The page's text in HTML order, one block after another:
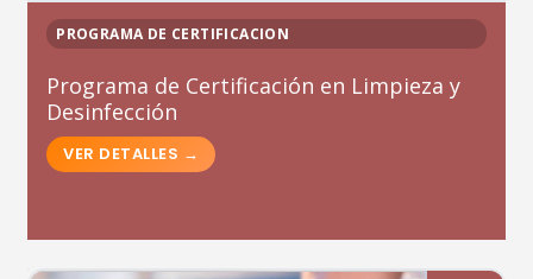
PROGRAMA DE CERTIFICACION
Programa de Certificación en Limpieza y
Desinfección